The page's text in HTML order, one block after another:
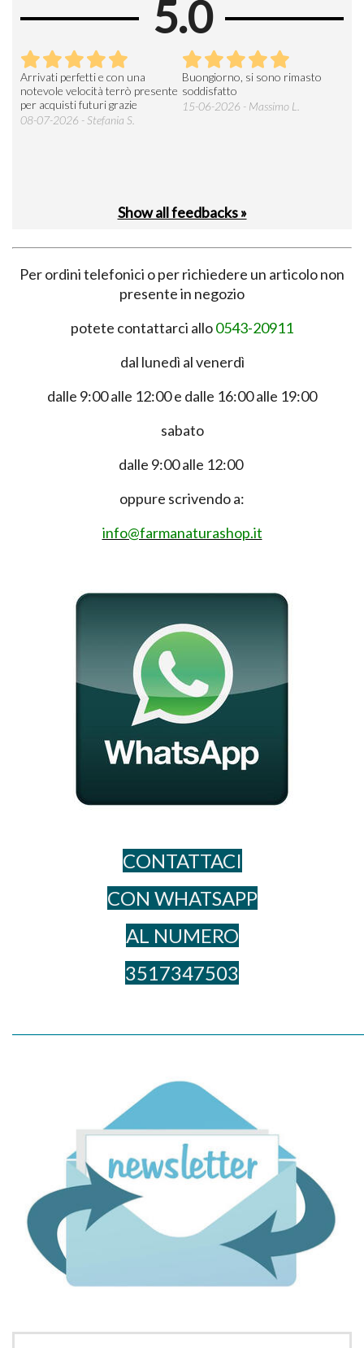
5.0
Arrivati perfetti e con una
notevole velocità terrò presente
per acquisti futuri grazie
08-07-2026 - Stefania S.
Buongiorno, si sono rimasto
soddisfatto
15-06-2026 - Massimo L.
Show all feedbacks »
Per ordini telefonici o per richiedere un articolo non
presente in negozio
potete contattarci allo0543-20911
dal lunedì al venerdì
dalle 9:00 alle 12:00 e dalle 16:00 alle 19:00
sabato
dalle 9:00 alle 12:00
oppure scrivendo a:
info@farmanaturashop.it
CONTATTACI
CON WHATSAPP
AL NUME​RO
3517347503